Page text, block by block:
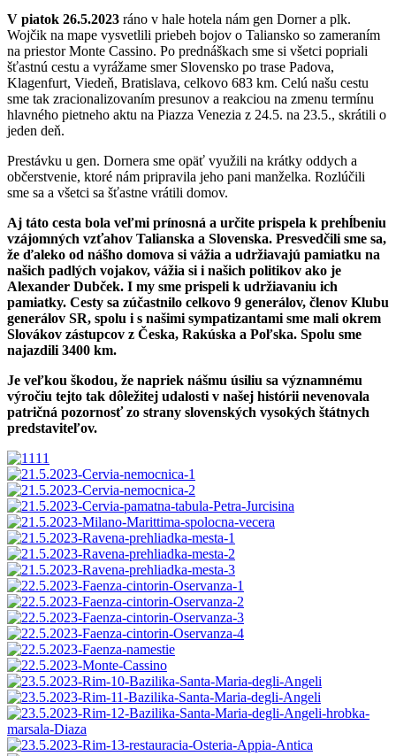
V piatok 26.5.2023 ráno v hale hotela nám gen Dorner a plk.
Wojčik na mape vysvetlili priebeh bojov o Taliansko so zameraním
na priestor Monte Cassino. Po prednáškach sme si všetci popriali
šťastnú cestu a vyrážame smer Slovensko po trase Padova,
Klagenfurt, Viedeň, Bratislava, celkovo 683 km. Celú našu cestu
sme tak zracionalizovaním presunov a reakciou na zmenu termínu
hlavného pietneho aktu na Piazza Venezia z 24.5. na 23.5., skrátili o
jeden deň.
Prestávku u gen. Dornera sme opäť využili na krátky oddych a
občerstvenie, ktoré nám pripravila jeho pani manželka. Rozlúčili
sme sa a všetci sa šťastne vrátili domov.
Aj táto cesta bola veľmi prínosná a určite prispela k prehĺbeniu
vzájomných vzťahov Talianska a Slovenska. Presvedčili sme sa,
že ďaleko od nášho domova si vážia a udržiavajú pamiatku na
našich padlých vojakov, vážia si i našich politikov ako je
Alexander Dubček. I my sme prispeli k udržiavaniu ich
pamiatky. Cesty sa zúčastnilo celkovo 9 generálov, členov Klubu
generálov SR, spolu i s našimi sympatizantami sme mali okrem
Slovákov zástupcov z Česka, Rakúska a Poľska. Spolu sme
najazdili 3400 km.
Je veľkou škodou, že napriek nášmu úsiliu sa významnému
výročiu tejto tak dôležitej udalosti v našej histórii nevenovala
patričná pozornosť zo strany slovenských vysokých štátnych
predstaviteľov.